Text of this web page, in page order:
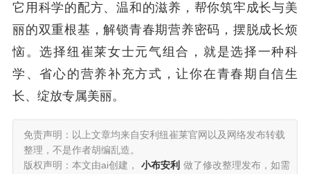
它用科学的配方、温和的滋养，帮你筑牢成长与美
丽的双重根基，解锁青春期营养密码，摆脱成长烦
恼。选择纽崔莱女士元气组合，就是选择一种科
学、省心的营养补充方式，让你在青春期自信生
长、绽放专属美丽。
免责声明：以上文章均来自安利纽崔莱官网以及网络发布转载
整理，不是作者胡编乱造。
版权声明：本文由ai创建，
小布安利 做了修改整理发布，如需